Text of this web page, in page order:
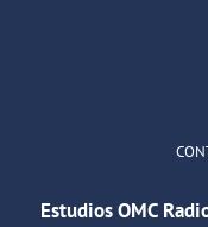
Estudios OMC